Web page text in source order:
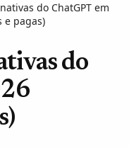
do ChatGPT em
e pagas)
do